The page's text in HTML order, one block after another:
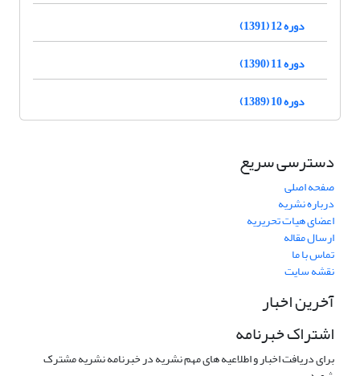
دوره 12 (1391)
دوره 11 (1390)
دوره 10 (1389)
دسترسی سریع
صفحه اصلی
درباره نشریه
اعضای هیات تحریریه
ارسال مقاله
تماس با ما
نقشه سایت
آخرین اخبار
اشتراک خبرنامه
برای دریافت اخبار و اطلاعیه های مهم نشریه در خبرنامه نشریه مشترک